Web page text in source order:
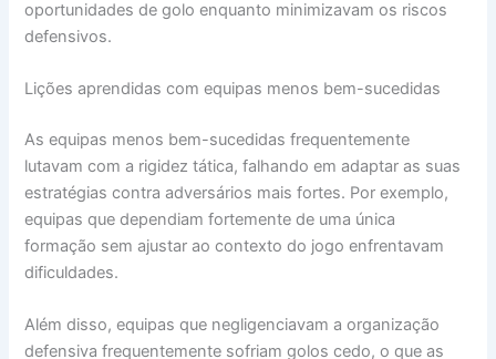
oportunidades de golo enquanto minimizavam os riscos
defensivos.
Lições aprendidas com equipas menos bem-sucedidas
As equipas menos bem-sucedidas frequentemente
lutavam com a rigidez tática, falhando em adaptar as suas
estratégias contra adversários mais fortes. Por exemplo,
equipas que dependiam fortemente de uma única
formação sem ajustar ao contexto do jogo enfrentavam
dificuldades.
Além disso, equipas que negligenciavam a organização
defensiva frequentemente sofriam golos cedo, o que as